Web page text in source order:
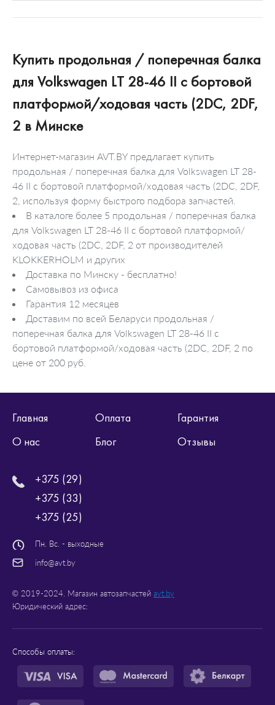
Купить продольная / поперечная балка
для Volkswagen LT 28-46 II c бортовой
платформой/ходовая часть (2DC, 2DF,
2 в Минске
Интернет-магазин AVT.BY предлагает купить
продольная / поперечная балка для Volkswagen LT 28-
46 II c бортовой платформой/ходовая часть (2DC, 2DF,
2, используя форму быстрого подбора запчастей.
В каталоге более 5 продольная / поперечная балка
для Volkswagen LT 28-46 II c бортовой платформой/
ходовая часть (2DC, 2DF, 2 от производителей
KLOKKERHOLM и других
Доставка по Минску - бесплатно!
Самовывоз из офиса
Гарантия 12 месяцев
Доставим по всей Беларуси продольная /
поперечная балка для Volkswagen LT 28-46 II c
бортовой платформой/ходовая часть (2DC, 2DF, 2 по
цене от 200 руб.
Главная Оплата
Гарантия
О нас
Блог Отзывы
+375 (29)
+375 (33)
+375 (25)
Пн. Вс. - выходные
info@avt.by
© 2019-2024. Магазин автозапчастей avt.by
Юридический адрес:
Способы оплаты: